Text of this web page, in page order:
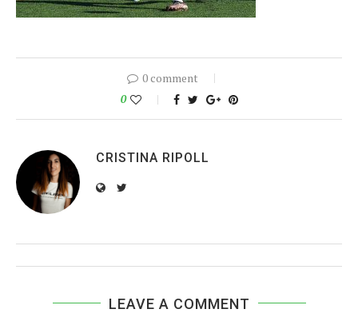
0 comment
0
CRISTINA RIPOLL
LEAVE A COMMENT